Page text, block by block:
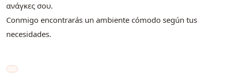
ανάγκες σου.
Conmigo encontrarás un ambiente cómodo según tus
necesidades.